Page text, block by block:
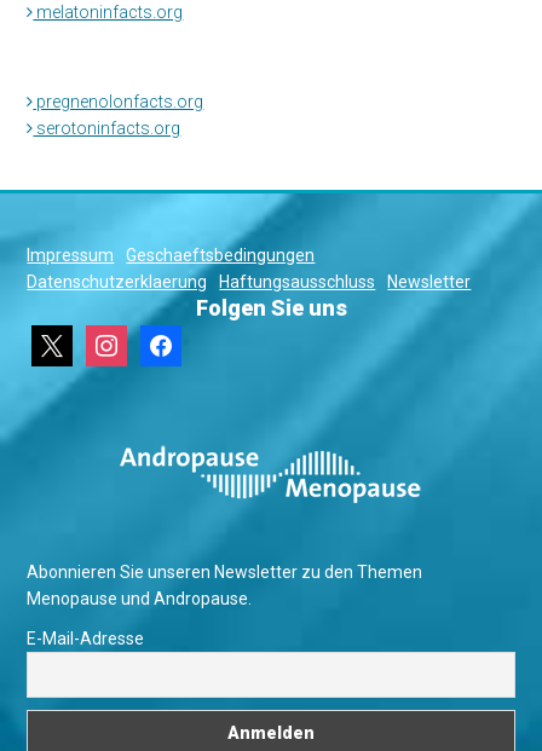
melatoninfacts.org
pregnenolonfacts.org
serotoninfacts.org
Impressum
Geschaeftsbedingungen
Datenschutzerklaerung
Haftungsausschluss Newsletter
Folgen Sie uns
instagramfacebook
Abonnieren Sie unseren Newsletter zu den Themen
Menopause und Andropause.
E-Mail-Adresse